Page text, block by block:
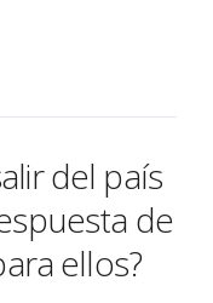
del país
de
ellos?